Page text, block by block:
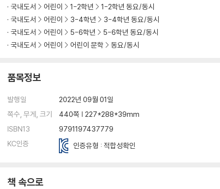
국내도서 어린이 1-2학년
1-2학년 동요/동시
국내도서
어린이 3-4학년
3-4학년 동요/동시
국내도서
어린이 5-6학년
5-6학년 동요/동시
국내도서
어린이 어린이 문학 동요/동시
품목정보
발행일
2022년 09월 01일
쪽수, 무게, 크기
440쪽 | 227*288*39mm
ISBN13
9791197437779
KC인증
인증유형 : 적합성확인
책 속으로